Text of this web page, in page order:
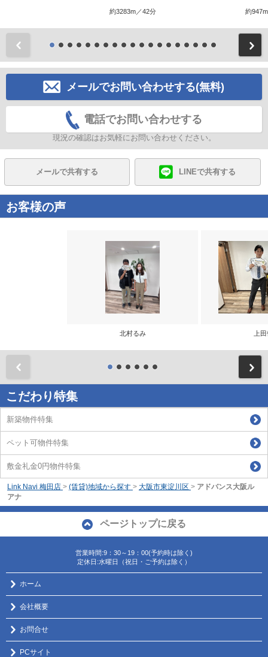
約3283m／42分 約
メールでお問い合わせする(無料)
電話でお問い合わせする
現況の確認はお気軽にお問い合わせください。
メールで共有する LINEで共有する
お客様の声
北村るみ 上
こだわり特集
新築物件特集
ペット可物件特集
敷金礼金0円物件特集
Link Navi 梅田店 > (賃貸)地域から探す > 大阪市東淀川区 > アドバンス大阪ル
アナ
ページトップに戻る
営業時間:9：30～19：00(予約時は除く)
定休日:水曜日（祝日・ご予約は除く）
ホーム
会社概要
お問合せ
PCサイト